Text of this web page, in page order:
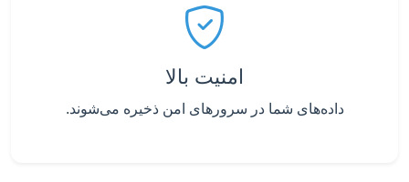
امنیت بالا
داده‌های شما در سرورهای امن ذخیره می‌شوند.